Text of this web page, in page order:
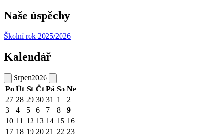
Naše úspěchy
Školní rok 2025/2026
Kalendář
Srpen2026
Po Út St Čt Pá So Ne
27 28 29 30 31 1
2
3
4 5 6 7 8
9
10 11 12 13 14 15 16
17 18 19 20 21 22 23